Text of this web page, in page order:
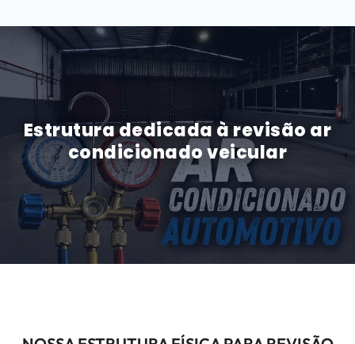
Estrutura dedicada à revisão ar
condicionado veicular